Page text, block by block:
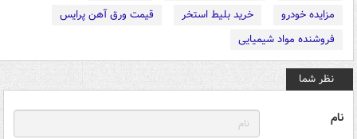
مزایده خودرو
خرید بلیط استخر
قیمت ورق آهن پرایس
فروشنده مواد شیمیایی
نظر شما
نام